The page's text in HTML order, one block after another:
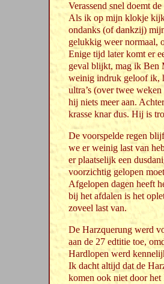
Verassend snel doemt
Als ik op mijn klokje
ondanks (of dankzij)
gelukkig weer normaal,
Enige tijd later komt er
geval blijkt, mag ik Ben
weinig indruk geloof ik,
ultra’s (over twee
hij niets meer aan.
krasse knar dus. Hij is
De voorspelde regen
we er weinig last van
er plaatselijk een
voorzichtig gelopen
Afgelopen dagen heeft
bij het afdalen is het
zoveel last van.
De Harzquerung werd
aan de 27 edtitie toe,
Hardlopen werd
Ik dacht altijd dat de
komen ook niet door het